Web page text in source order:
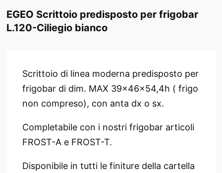
EGEO Scrittoio predisposto per frigobar
L.120-Ciliegio bianco
Scrittoio di linea moderna predisposto per
frigobar di dim. MAX 39x46x54,4h ( frigo
non compreso), con anta dx o sx.
Completabile con i nostri frigobar articoli
FROST-A e FROST-T.
Disponibile in tutti le finiture della cartella